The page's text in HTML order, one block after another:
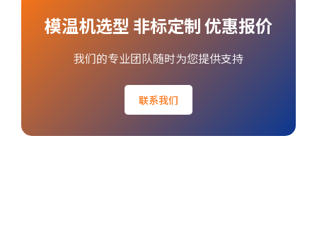
模温机选型 非标定制 优惠报价
我们的专业团队随时为您提供支持
联系我们